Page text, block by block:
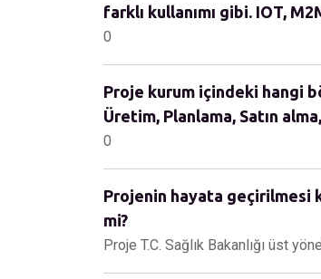
farklı kullanımı gibi. IOT,
0
Proje kurum içindeki hangi
Üretim, Planlama, Satın
0
Projenin hayata geçirilmesi
mi?
Proje T.C. Sağlık Bakanlığı üst